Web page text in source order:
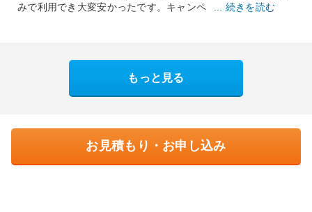
みで利用でき大変安かったです。キャンペ
... 続きを読む
もっと見る
お見積もり・お申し込み